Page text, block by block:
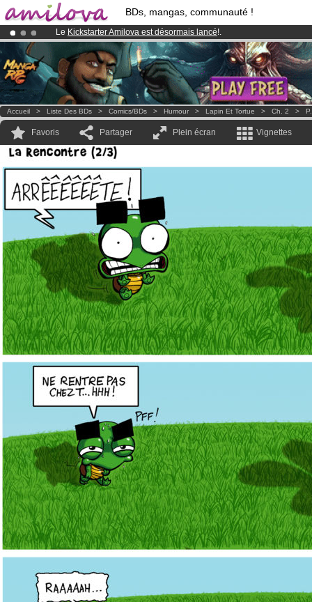
BDs, mangas, communauté !
Le Kickstarter Amilova est désormais lancé!.
Abonnement premium: à partir de3.95 eurospar mois !Clique ici
Déjà 100000membreset 1000BDs & Mangas!
Accueil > Liste Des BDs > Comics/BDs > Humour > Lapin Et Tortue > Ch. 2 >
Favoris Partager Plein écran Vignettes